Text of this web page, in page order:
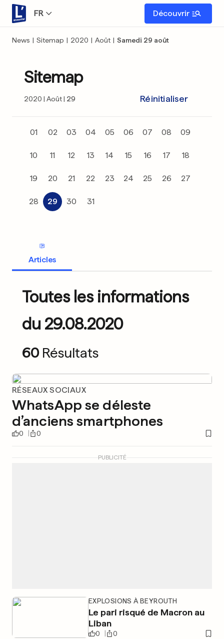
FR Découvrir
News | Sitemap | 2020 | Août | Samedi 29 août
Sitemap
2020 Août 29 Réinitialiser
01 02 03 04 05 06 07 08 09
10 11 12 13 14 15 16 17 18
19 20 21 22 23 24 25 26 27
28 29 30 31
Articles
Toutes les informations
du 29.08.2020
60 Résultats
RÉSEAUX SOCIAUX
WhatsApp se déleste
d’anciens smartphones
0 0
EXPLOSIONS À BEYROUTH
Le pari risqué de Macron au
Liban
0 0
PUBLICITÉ